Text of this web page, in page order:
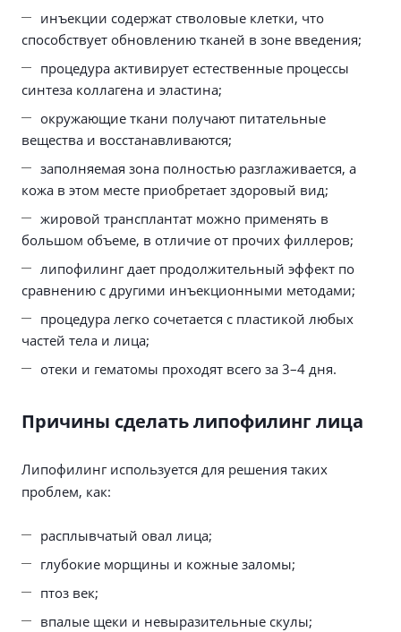
инъекции содержат стволовые клетки, что
способствует обновлению тканей в зоне введения;
процедура активирует естественные процессы
синтеза коллагена и эластина;
окружающие ткани получают питательные
вещества и восстанавливаются;
заполняемая зона полностью разглаживается, а
кожа в этом месте приобретает здоровый вид;
жировой трансплантат можно применять в
большом объеме, в отличие от прочих филлеров;
липофилинг дает продолжительный эффект по
сравнению с другими инъекционными методами;
процедура легко сочетается с пластикой любых
частей тела и лица;
отеки и гематомы проходят всего за 3–4 дня.
Причины сделать липофилинг лица
Липофилинг используется для решения таких
проблем, как:
расплывчатый овал лица;
глубокие морщины и кожные заломы;
птоз век;
впалые щеки и невыразительные скулы;